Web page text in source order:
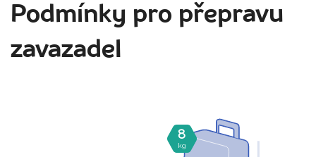
Podmínky pro přepravu
zavazadel
8
kg